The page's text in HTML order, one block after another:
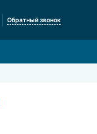
Обратный звонок